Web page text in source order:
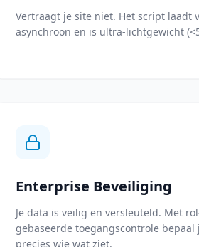
Vertraagt je site niet. Het script laadt
asynchroon en is ultra-lichtgewicht
Enterprise Beveiliging
Je data is veilig en versleuteld. Met
gebaseerde toegangscontrole bepaal
precies wie wat ziet.